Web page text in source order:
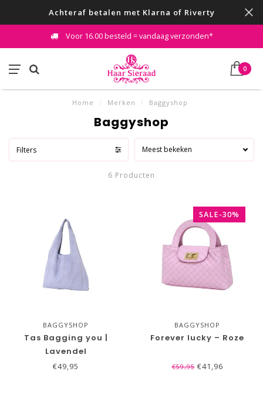
Achteraf betalen met Klarna of Riverty
Voor 16.00 besteld = vandaag verzonden*
0
Home / Merken / Baggyshop
Baggyshop
Filters Meest bekeken
6 Producten
BAGGYSHOP
Tas Bagging you |
Lavendel
€49,95
SALE-30%
BAGGYSHOP
Forever lucky – Roze
€59,95€41,96